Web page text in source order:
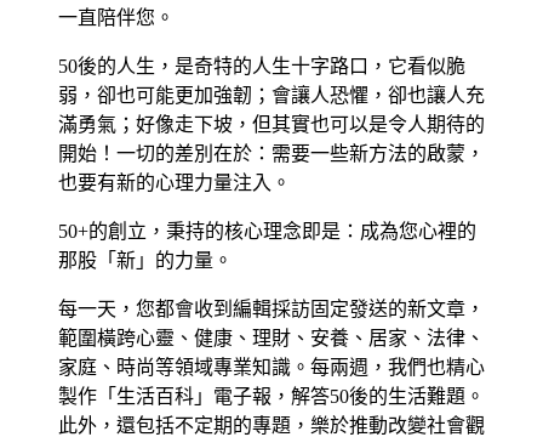
一直陪伴您。
50後的人生，是奇特的人生十字路口，它看似脆
弱，卻也可能更加強韌；會讓人恐懼，卻也讓人充
滿勇氣；好像走下坡，但其實也可以是令人期待的
開始！一切的差別在於：需要一些新方法的啟蒙，
也要有新的心理力量注入。
50+的創立，秉持的核心理念即是：成為您心裡的
那股「新」的力量。
每一天，您都會收到編輯採訪固定發送的新文章，
範圍橫跨心靈、健康、理財、安養、居家、法律、
家庭、時尚等領域專業知識。每兩週，我們也精心
製作「生活百科」電子報，解答50後的生活難題。
此外，還包括不定期的專題，樂於推動改變社會觀